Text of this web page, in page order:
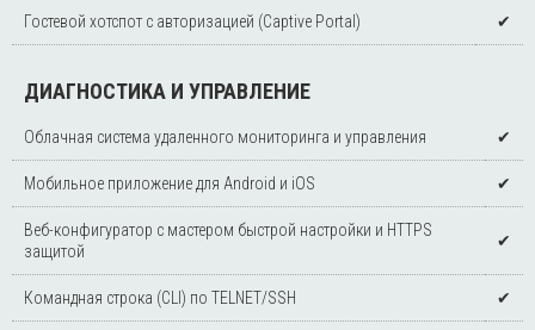
Гостевой хотспот с авторизацией (Captive Portal) ✔
ДИАГНОСТИКА И УПРАВЛЕНИЕ
Облачная система удаленного мониторинга и управления ✔
Мобильное приложение для Android и iOS ✔
Веб-конфигуратор с мастером быстрой настройки и HTTPS
защитой
✔
Командная строка (CLI) по TELNET/SSH ✔